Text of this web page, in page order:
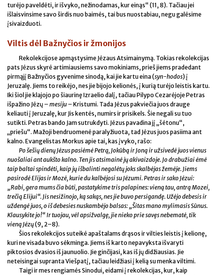
turėjo paveldėti, ir išvyko, nežinodamas, kur einąs“ (11, 8). Tačiau jei
išlaisvinsime savo širdis nuo baimės, tai bus nuostabiau, negu galėsime
įsivaizduoti.
Viltis dėl Bažnyčios ir žmonijos
Rekolekcijose apmąstysime Jėzaus Atsimainymą. Tokias rekolekcijas
pats Jėzus skyrė artimiausiems savo mokiniams, prieš jiems pradedant
pirmąjį Bažnyčios gyvenime sinodą, kai jie kartu eina (syn-hodos) į
Jeruzalę. Jiems to reikėjo, nes jie bijojo kelionės, į kurią turėjo leistis kartu.
Iki šiol jie klajojo po šiaurinę Izraelio dalį, tačiau Pilypo Cezarėjoje Petras
išpažino Jėzų – mesiju – Kristumi. Tada Jėzus pakviečia juos drauge
keliauti į Jeruzalę, kur Jis kentės, numirs ir prisikels. Šie negali su tuo
sutikti. Petras bando Jam sutrukdyti. Jėzus pavadina jį „šėtonu“,
„priešu“. Mažoji bendruomenė paralyžiuota, tad Jėzus juos pasiima ant
kalno. Evangelistas Morkus apie tai, kas įvyko, rašo:
Po šešių dienų Jėzus pasiėmė Petrą, Jokūbą ir Joną ir užsivedė juos vienus
nuošaliai ant aukšto kalno. Ten jis atsimainė jų akivaizdoje. Jo drabužiai ėmė
taip baltai spindėti, kaip jų išbalinti negalėtų joks skalbėjas žemėje. Jiems
pasirodė Elijas ir Mozė, kurie du kalbėjosi su Jėzumi. Petras ir sako Jėzui:
„Rabi, gera mums čia būti, pastatykime tris palapines: vieną tau, antrą Mozei,
trečią Elijui“. Jis nesižinojo, ką sakąs, nes jie buvo persigandę. Užėjo debesis ir
uždengė juos, o iš debesies nuskambėjo balsas: „Šitas mano mylimasis Sūnus.
Klausykite jo!“ Ir tuojau, vėl apsižvalgę, jie nieko prie savęs nebematė, tik
vieną Jėzų(9, 2–8).
Šios rekolekcijos suteikė apaštalams drąsos ir vilties leistis į kelionę,
kuri ne visada buvo sėkminga. Jiems iš karto nepavyksta išvaryti
piktosios dvasios iš jaunuolio. Jie ginčijasi, kas iš jų didžiausias. Jie
neteisingai supranta Viešpatį, tačiau leidžiasi į kelią su menka viltimi.
Taigi ir mes rengiamės Sinodui, eidami į rekolekcijas, kur, kaip